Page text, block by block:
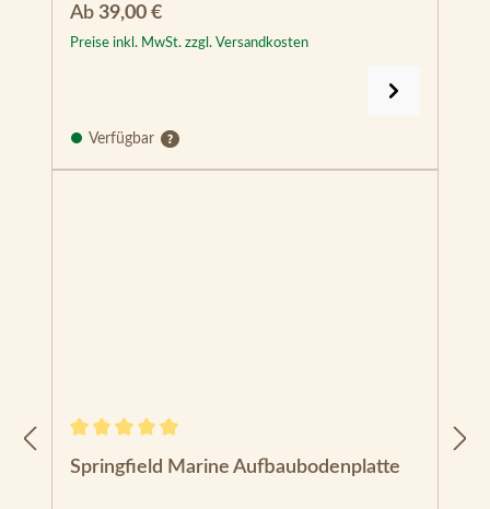
Regulärer Preis:
Ab 39,00 €
Preise inkl. MwSt. zzgl. Versandkosten
Verfügbar
Durchschnittliche Bewertung von 5 von 5 Sternen
Springfield Marine Aufbaubodenplatte